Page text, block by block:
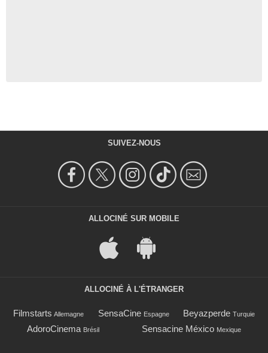
SUIVEZ-NOUS
ALLOCINÉ SUR MOBILE
ALLOCINÉ À L'ÉTRANGER
Filmstarts Allemagne SensaCine Espagne Beyazperde Turquie
AdoroCinema Brésil Sensacine México Mexique